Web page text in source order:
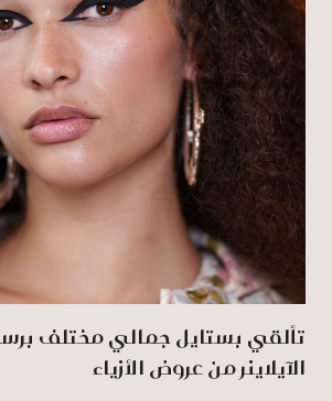
تألقي بستايل جمالي مختلف
الآيلاينر من عروض الأزياء